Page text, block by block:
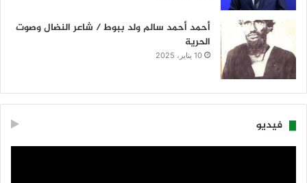
أحمد أحمد سالم ولد ببوط / شاعر النضال وصوت
الحرية
10 يناير، 2025
فيديو